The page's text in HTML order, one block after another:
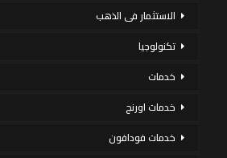
الاستثمار فى الذهب
تكنولوجيا
خدمات
خدمات اورنج
خدمات فودافون